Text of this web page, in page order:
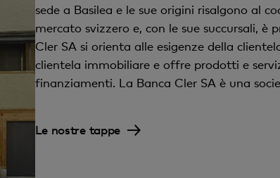
sede a Basilea e le sue origini risalgono al
mercato svizzero e, con le sue succursali,
Cler SA si orienta alle esigenze della
clientela immobiliare e offre prodotti e
finanziamenti. La Banca Cler SA è una
Le nostre tappe